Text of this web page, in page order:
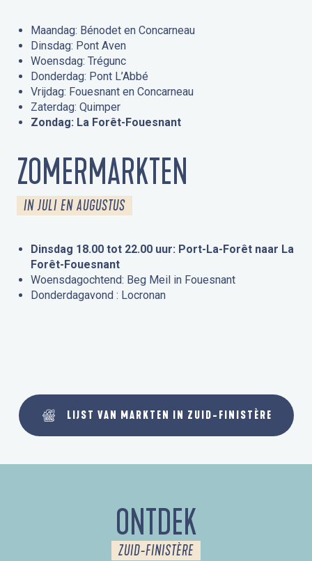
Maandag: Bénodet en Concarneau
Dinsdag: Pont Aven
Woensdag: Trégunc
Donderdag: Pont L’Abbé
Vrijdag: Fouesnant en Concarneau
Zaterdag: Quimper
Zondag: La Forêt-Fouesnant
ZOMERMARKTEN
IN JULI EN AUGUSTUS
Dinsdag 18.00 tot 22.00 uur: Port-La-Forêt naar La
Forêt-Fouesnant
Woensdagochtend: Beg Meil in Fouesnant
Donderdagavond : Locronan
LIJST VAN MARKTEN IN ZUID-FINISTÈRE
ONTDEK
ZUID-FINISTÈRE